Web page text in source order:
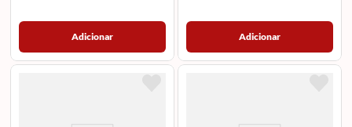
Adicionar Adicionar